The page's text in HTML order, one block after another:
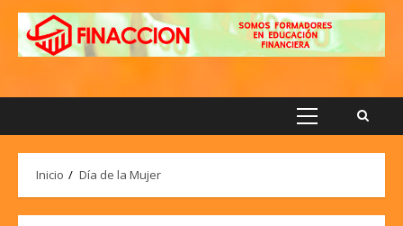
Menú
Inicio Día de la Mujer